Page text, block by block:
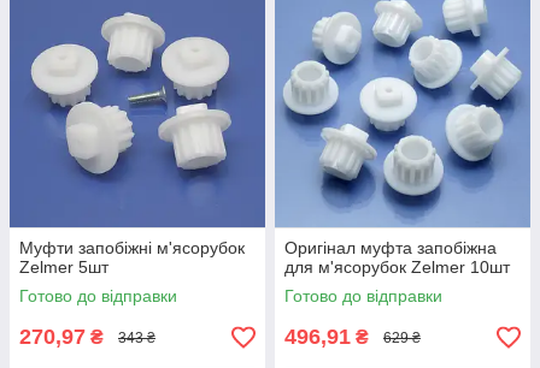
Муфти запобіжні м'ясорубок
Zelmer 5шт
Готово до відправки
270,97 ₴ 343 ₴
Оригінал муфта запобіжна
для м'ясорубок Zelmer 10шт
Готово до відправки
496,91 ₴ 629 ₴